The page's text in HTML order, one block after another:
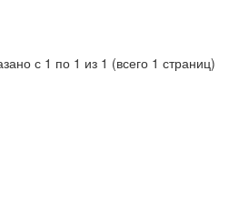
с 1 по 1 из 1 (всего 1 страниц)